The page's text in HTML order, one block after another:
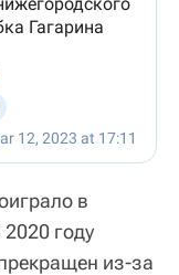
в
году
из-за